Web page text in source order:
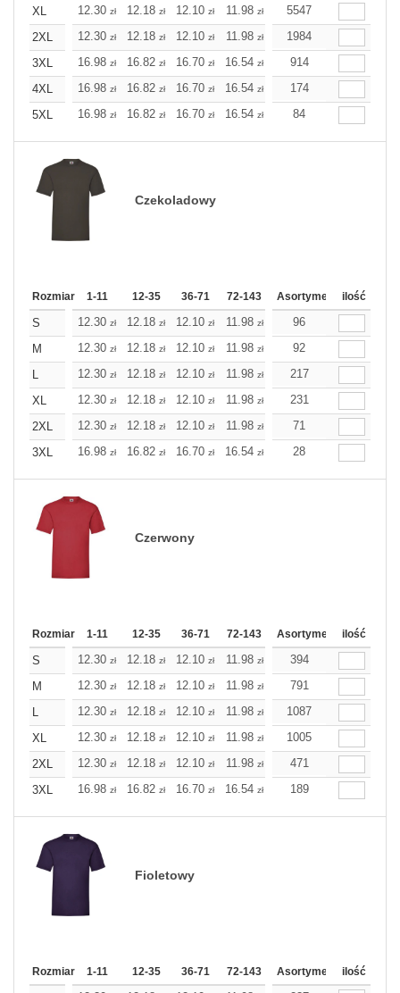
XL
12.30 zł 12.18 zł 12.10 zł 11.98 zł 11.86zł
5547
2XL
12.30 zł 12.18 zł 12.10 zł 11.98 zł 11.86zł
1984
3XL
16.98 zł 16.82 zł 16.70 zł 16.54 zł 16.38zł
914
4XL
16.98 zł 16.82 zł 16.70 zł 16.54 zł 16.38zł
174
5XL
16.98 zł 16.82 zł 16.70 zł 16.54 zł 16.38
84
Czekoladowy
Rozmiar 1-11 12-35 36-71 72-143 144-287 288 Dodaj
Asortyment ilość
S 12.30 zł 12.18 zł 12.10 zł 11.98 zł 11.86
96
M
12.30 zł 12.18 zł 12.10 zł 11.98 zł 11.86
92
L
12.30 zł 12.18 zł 12.10 zł 11.98 zł 11.86zł
217
XL
12.30 zł 12.18 zł 12.10 zł 11.98 zł 11.86
231
2XL
12.30 zł 12.18 zł 12.10 zł 11.98 zł 11.86
71
3XL
16.98 zł 16.82 zł 16.70 zł 16.54 zł 16.38
28
Czerwony
Rozmiar 1-11 12-35 36-71 72-143 144-287 288 Dodaj
Asortyment ilość
S 12.30 zł 12.18 zł 12.10 zł 11.98 zł 11.86zł
394
M
12.30 zł 12.18 zł 12.10 zł 11.98 zł 11.86
791
L
12.30 zł 12.18 zł 12.10 zł 11.98 zł 11.86zł
1087
XL
12.30 zł 12.18 zł 12.10 zł 11.98 zł 11.86zł
1005
2XL
12.30 zł 12.18 zł 12.10 zł 11.98 zł 11.86
471
3XL
16.98 zł 16.82 zł 16.70 zł 16.54 zł 16.38zł
189
Fioletowy
Rozmiar 1-11 12-35 36-71 72-143 144-287 288 Dodaj
Asortyment ilość